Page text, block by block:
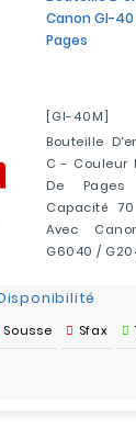
Canon GI-
Pages
[GI-40M]
Bouteille
C - Couleur
De
Capacité
Avec
G6040 /
Sousse Sfax